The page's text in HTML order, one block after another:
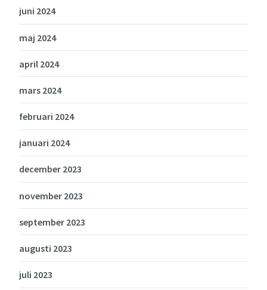
juni 2024
maj 2024
april 2024
mars 2024
februari 2024
januari 2024
december 2023
november 2023
september 2023
augusti 2023
juli 2023